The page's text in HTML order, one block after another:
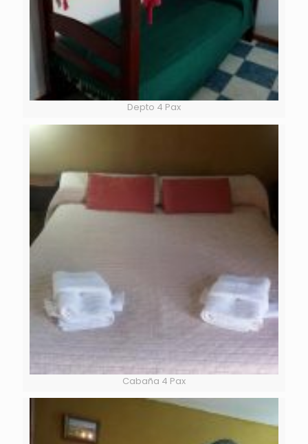
Depto 4 Pax
Cabaña 4 Pax